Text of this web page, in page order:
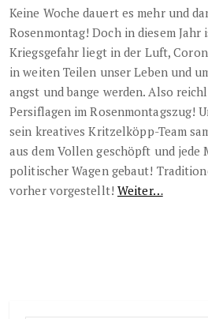
Keine Woche dauert es mehr und
Rosenmontag! Doch in diesem Jahr
Kriegsgefahr liegt in der Luft,
in weiten Teilen unser Leben und
angst und bange werden. Also
Persiflagen im Rosenmontagszug!
sein kreatives Kritzelköpp-Team
aus dem Vollen geschöpft und jede
politischer Wagen gebaut!
vorher vorgestellt! Weiter…